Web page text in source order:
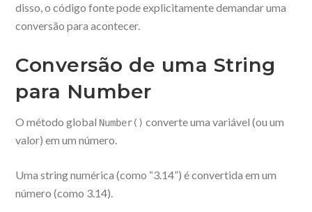
disso, o código fonte pode explicitamente demandar uma
conversão para acontecer.
Conversão de uma String
para Number
O método global Number() converte uma variável (ou um
valor) em um número.
Uma string numérica (como “3.14”) é convertida em um
número (como 3.14).